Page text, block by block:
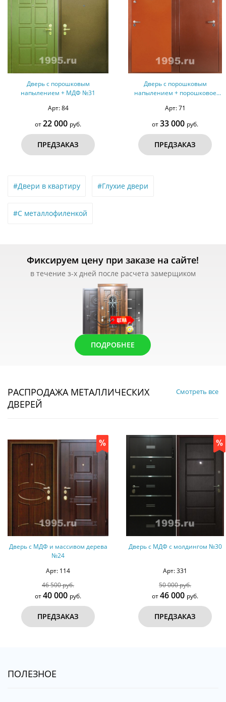
Дверь с порошковым
напылением + МДФ №31
Арт: 84
от22 000 руб.
ПРЕДЗАКАЗ
Дверь с порошковым
напылением + порошковое
Арт: 71
от33 000 руб.
ПРЕДЗАКАЗ
#Двери в квартиру #Глухие двери
#С металлофиленкой
Фиксируем цену при заказе на сайте!
в течение з-х дней после расчета замерщиком
ПОДРОБНЕЕ
РАСПРОДАЖА МЕТАЛЛИЧЕСКИХ
ДВЕРЕЙ
Смотреть все
Дверь с МДФ и массивом дерева
№24
Арт: 114
46 500 руб.
от40 000 руб.
ПРЕДЗАКАЗ
Дверь с МДФ с молдингом №30
Арт: 331
50 000 руб.
от46 000 руб.
ПРЕДЗАКАЗ
ПОЛЕЗНОЕ